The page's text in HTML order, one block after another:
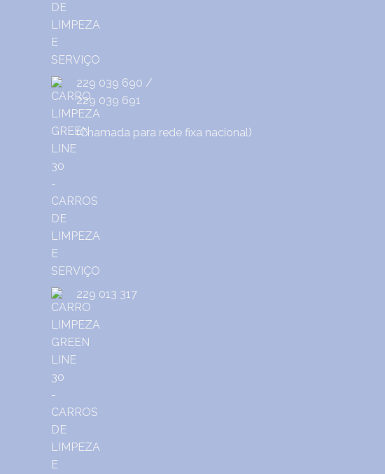
229 039 690 /
229 039 691
(Chamada para rede fixa nacional)
229 013 317